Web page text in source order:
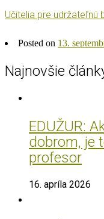
Učitelia pre udržateľnú
Posted on 13.
Najnovšie
EDUŽUR:
dobrom, je
profesor
16. apríla 2026